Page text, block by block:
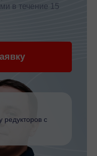
в течение 15
с